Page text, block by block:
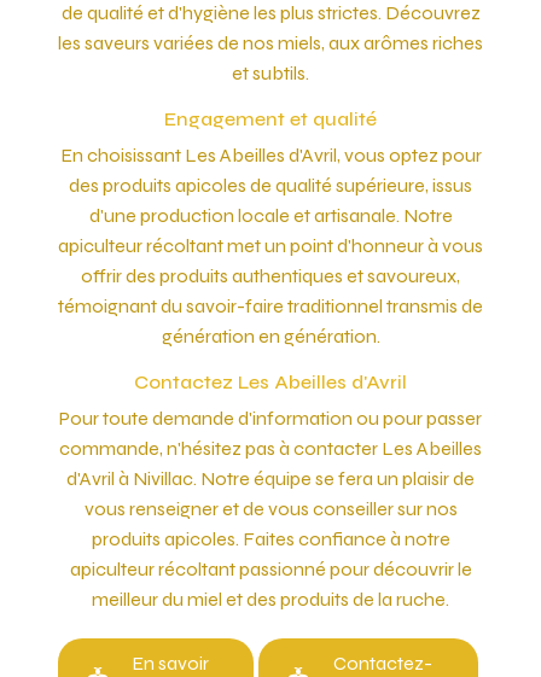
de qualité et d'hygiène les plus strictes. Découvrez
les saveurs variées de nos miels, aux arômes riches
et subtils.
Engagement et qualité
En choisissant Les Abeilles d'Avril, vous optez pour
des produits apicoles de qualité supérieure, issus
d'une production locale et artisanale. Notre
apiculteur récoltant met un point d'honneur à vous
offrir des produits authentiques et savoureux,
témoignant du savoir-faire traditionnel transmis de
génération en génération.
Contactez Les Abeilles d'Avril
Pour toute demande d'information ou pour passer
commande, n'hésitez pas à contacter Les Abeilles
d'Avril à Nivillac. Notre équipe se fera un plaisir de
vous renseigner et de vous conseiller sur nos
produits apicoles. Faites confiance à notre
apiculteur récoltant passionné pour découvrir le
meilleur du miel et des produits de la ruche.
En savoir
Contactez-